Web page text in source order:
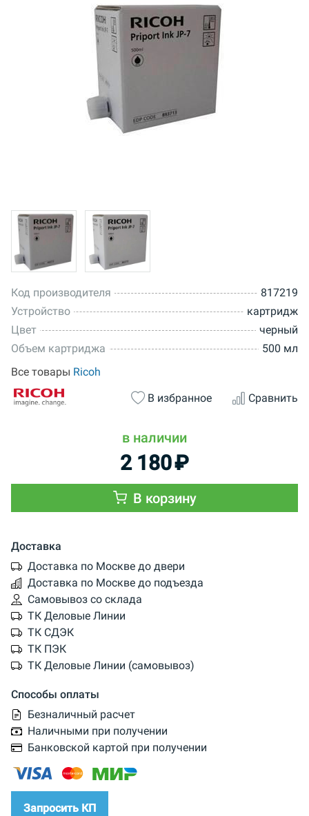
Код производителя
817219
Устройство
картридж
Цвет
черный
Объем картриджа
500 мл
Все товары Ricoh
В избранное Сравнить
в наличии
2 180₽
В корзину
Доставка
Доставка по Москве до двери
Доставка по Москве до подъезда
Самовывоз со склада
ТК Деловые Линии
ТК СДЭК
ТК ПЭК
ТК Деловые Линии (самовывоз)
Способы оплаты
Безналичный расчет
Наличными при получении
Банковской картой при получении
Запросить КП